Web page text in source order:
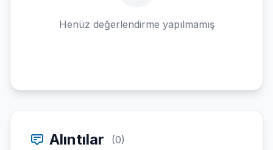
Henüz değerlendirme yapılmamış
Alıntılar (0)